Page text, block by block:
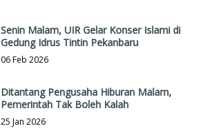
Senin Malam, UIR Gelar Konser Islami di
Gedung Idrus Tintin Pekanbaru
06 Feb 2026
Ditantang Pengusaha Hiburan Malam,
Pemerintah Tak Boleh Kalah
25 Jan 2026